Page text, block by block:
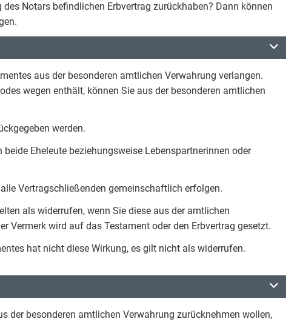
Notars befindlichen Erbvertrag zurückhaben? Dann können
aus der besonderen amtlichen Verwahrung verlangen.
wegen enthält, können Sie aus der besonderen amtlichen
werden.
Eheleute beziehungsweise Lebenspartnerinnen oder
Vertragschließenden gemeinschaftlich erfolgen.
als widerrufen, wenn Sie diese aus der amtlichen
Vermerk wird auf das Testament oder den Erbvertrag gesetzt.
hat nicht diese Wirkung, es gilt nicht als widerrufen.
der besonderen amtlichen Verwahrung zurücknehmen wollen,